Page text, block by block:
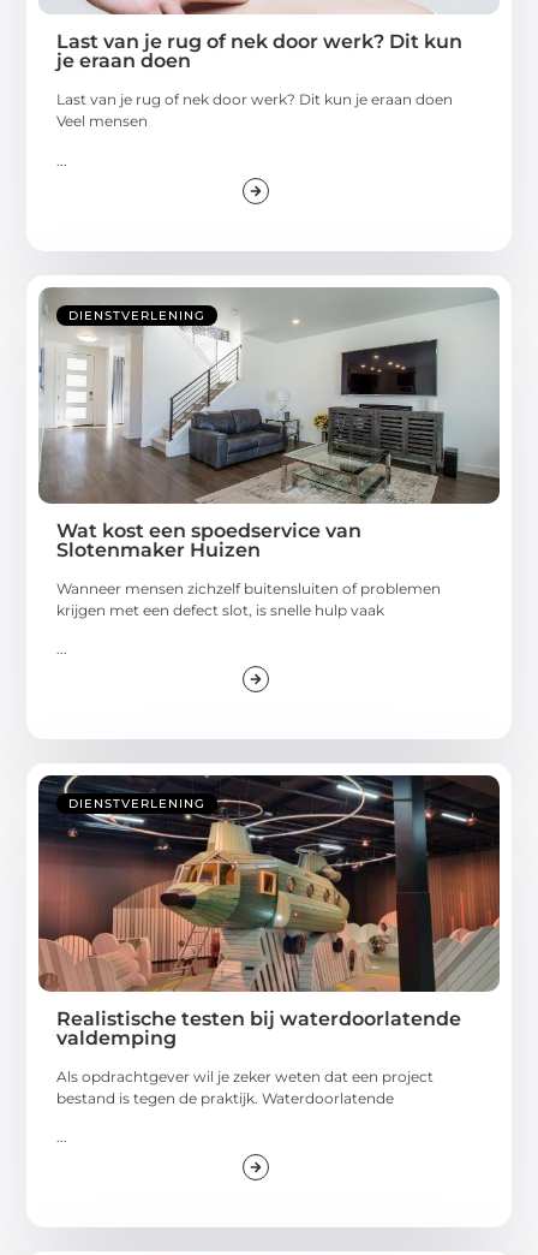
Last van je rug of nek door werk? Dit kun
je eraan doen
Last van je rug of nek door werk? Dit kun je eraan doen
Veel mensen
DIENSTVERLENING
Wat kost een spoedservice van
Slotenmaker Huizen
Wanneer mensen zichzelf buitensluiten of problemen
krijgen met een defect slot, is snelle hulp vaak
DIENSTVERLENING
Realistische testen bij waterdoorlatende
valdemping
Als opdrachtgever wil je zeker weten dat een project
bestand is tegen de praktijk. Waterdoorlatende
...